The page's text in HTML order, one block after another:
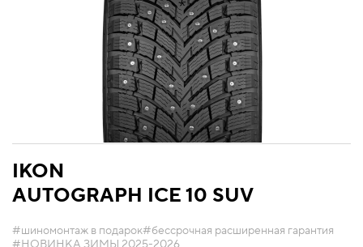
IKON
AUTOGRAPH ICE 10 SUV
#шиномонтаж в подарок#бессрочная расширенная гарантия